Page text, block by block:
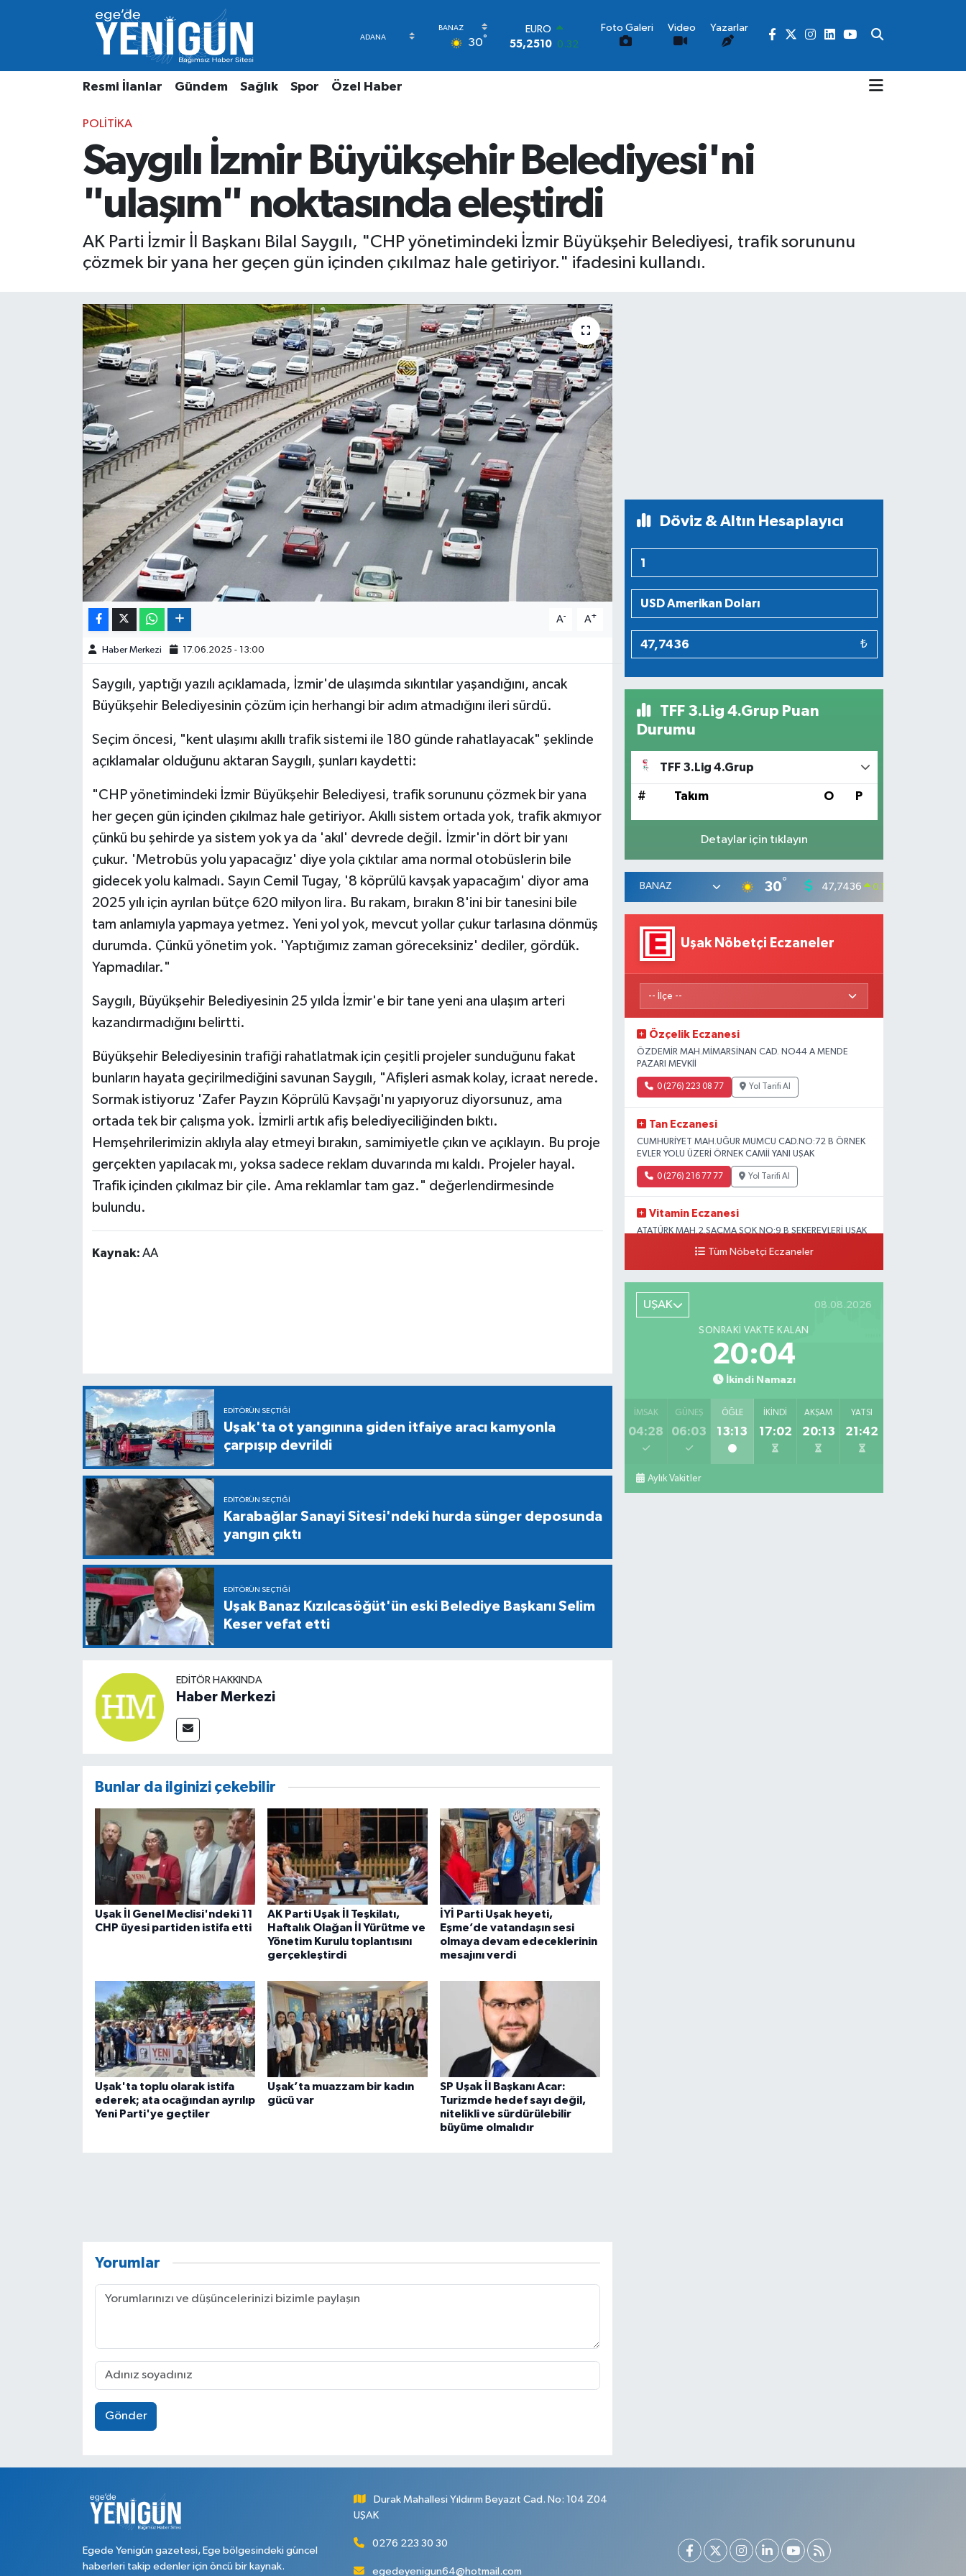
30°
STERLİN
64,4811 0.38
6660.55 0.03
DOLAR
47,7436
0.18
55,2510 0.32
Foto Galeri Video Yazarlar
Resmi İlanlar Gündem Sağlık Spor Özel Haber
POLITIKA
Saygılı İzmir Büyükşehir Belediyesi'ni
"ulaşım" noktasında eleştirdi
AK Parti İzmir İl Başkanı Bilal Saygılı, "CHP yönetimindeki İzmir Büyükşehir Belediyesi, trafik sorununu
çözmek bir yana her geçen gün içinden çıkılmaz hale getiriyor." ifadesini kullandı.
A- A+
Haber Merkezi 17.06.2025 - 13:00
Saygılı, yaptığı yazılı açıklamada, İzmir'de ulaşımda sıkıntılar yaşandığını, ancak
Büyükşehir Belediyesinin çözüm için herhangi bir adım atmadığını ileri sürdü.
Seçim öncesi, "kent ulaşımı akıllı trafik sistemi ile 180 günde rahatlayacak" şeklinde
açıklamalar olduğunu aktaran Saygılı, şunları kaydetti:
"CHP yönetimindeki İzmir Büyükşehir Belediyesi, trafik sorununu çözmek bir yana
her geçen gün içinden çıkılmaz hale getiriyor. Akıllı sistem ortada yok, trafik akmıyor
çünkü bu şehirde ya sistem yok ya da 'akıl' devrede değil. İzmir'in dört bir yanı
çukur. 'Metrobüs yolu yapacağız' diye yola çıktılar ama normal otobüslerin bile
gidecek yolu kalmadı. Sayın Cemil Tugay, '8 köprülü kavşak yapacağım' diyor ama
2025 yılı için ayrılan bütçe 620 milyon lira. Bu rakam, bırakın 8'ini bir tanesini bile
tam anlamıyla yapmaya yetmez. Yeni yol yok, mevcut yollar çukur tarlasına dönmüş
durumda. Çünkü yönetim yok. 'Yaptığımız zaman göreceksiniz' dediler, gördük.
Yapmadılar."
Saygılı, Büyükşehir Belediyesinin 25 yılda İzmir'e bir tane yeni ana ulaşım arteri
kazandırmadığını belirtti.
Büyükşehir Belediyesinin trafiği rahatlatmak için çeşitli projeler sunduğunu fakat
bunların hayata geçirilmediğini savunan Saygılı, "Afişleri asmak kolay, icraat nerede.
Sormak istiyoruz 'Zafer Payzın Köprülü Kavşağı'nı yapıyoruz diyorsunuz, ama
ortada tek bir çalışma yok. İzmirli artık afiş belediyeciliğinden bıktı.
Hemşehrilerimizin aklıyla alay etmeyi bırakın, samimiyetle çıkın ve açıklayın. Bu proje
gerçekten yapılacak mı, yoksa sadece reklam duvarında mı kaldı. Projeler hayal.
Trafik içinden çıkılmaz bir çile. Ama reklamlar tam gaz." değerlendirmesinde
bulundu.
Kaynak: AA
EDITÖRÜN SEÇTIĞI
Uşak'ta ot yangınına giden itfaiye aracı kamyonla
çarpışıp devrildi
EDITÖRÜN SEÇTIĞI
Karabağlar Sanayi Sitesi'ndeki hurda sünger deposunda
yangın çıktı
EDITÖRÜN SEÇTIĞI
Uşak Banaz Kızılcasöğüt'ün eski Belediye Başkanı Selim
Keser vefat etti
EDITÖR HAKKINDA
Haber Merkezi
Bunlar da ilginizi çekebilir
Uşak İl Genel Meclisi'ndeki 11
CHP üyesi partiden istifa etti
AK Parti Uşak İl Teşkilatı,
Haftalık Olağan İl Yürütme ve
Yönetim Kurulu toplantısını
gerçekleştirdi
İYİ Parti Uşak heyeti,
Eşme’de vatandaşın sesi
olmaya devam edeceklerinin
mesajını verdi
Uşak'ta toplu olarak istifa
ederek; ata ocağından ayrılıp
Yeni Parti'ye geçtiler
Uşak’ta muazzam bir kadın
gücü var
SP Uşak İl Başkanı Acar:
Turizmde hedef sayı değil,
nitelikli ve sürdürülebilir
büyüme olmalıdır
Yorumlar
Gönder
Döviz & Altın Hesaplayıcı
₺
TFF 3.Lig 4.Grup Puan
Durumu
TFF 3.Lig 4.Grup
# Takım O P
Detaylar için tıklayın
30° 47,7436 0.18
Uşak Nöbetçi Eczaneler
Özçelik Eczanesi
ÖZDEMİR MAH.MİMARSİNAN CAD. NO44 A MENDE
PAZARI MEVKİİ
0 (276) 223 08 77 Yol Tarifi Al
Tan Eczanesi
CUMHURİYET MAH.UĞUR MUMCU CAD.NO:72 B ÖRNEK
EVLER YOLU ÜZERİ ÖRNEK CAMİİ YANI UŞAK
0 (276) 216 77 77 Yol Tarifi Al
Vitamin Eczanesi
ATATÜRK MAH.2.SAÇMA SOK.NO:9 B ŞEKEREVLERİ UŞAK
Tüm Nöbetçi Eczaneler
UŞAK 08.08.2026
SONRAKI VAKTE KALAN
20:03
İkindi Namazı
İMSAK
04:28
GÜNEŞ
06:03
ÖĞLE
13:13
İKINDI
17:02
AKŞAM
20:13
YATSI
21:42
Aylık Vakitler
Egede Yenigün gazetesi, Ege bölgesindeki güncel
haberleri takip edenler için öncü bir kaynak.
Durak Mahallesi Yıldırım Beyazıt Cad. No: 104 Z04
UŞAK
0276 223 30 30
egedeyenigun64@hotmail.com
Resmi İlanlar
Gündem
Özel Haber
Beyoğlu Nöbetçi Eczaneler
Beyoğlu Hava Durumu
Beyoğlu Trafik Yoğunluk Haritası
Süper Lig Puan Durumu ve Fikstür
Tüm Manşetler
Son Dakika Haberleri
Haber Arşivi